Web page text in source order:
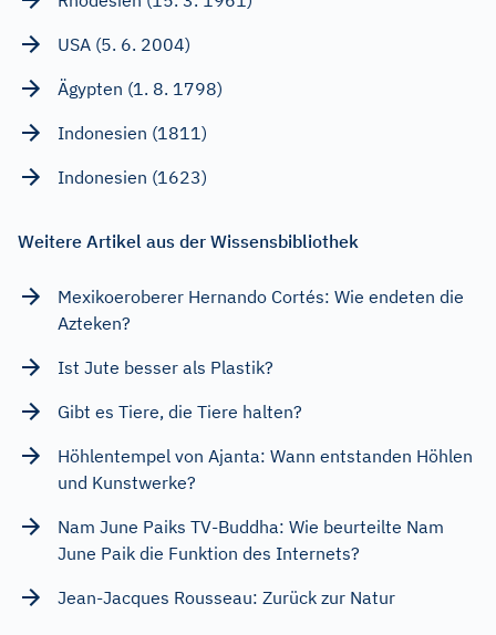
USA (5. 6. 2004)
Ägypten (1. 8. 1798)
Indonesien (1811)
Indonesien (1623)
Weitere Artikel aus der Wissensbibliothek
Mexikoeroberer Hernando Cortés: Wie endeten die
Azteken?
Ist Jute besser als Plastik?
Gibt es Tiere, die Tiere halten?
Höhlentempel von Ajanta: Wann entstanden Höhlen
und Kunstwerke?
Nam June Paiks TV-Buddha: Wie beurteilte Nam
June Paik die Funktion des Internets?
Jean-Jacques Rousseau: Zurück zur Natur